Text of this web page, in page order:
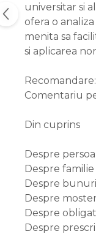
universitar si
ofera o
menita sa
si aplicarea
Comentariu
Din cuprins
Despre
Despre familie
Despre bunuri
Despre
Despre
Despre